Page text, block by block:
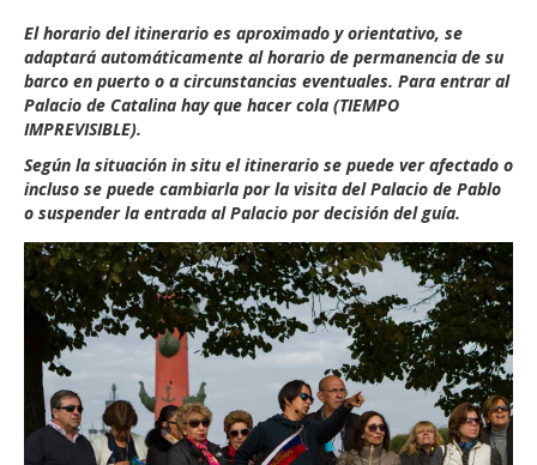
El horario del itinerario es aproximado y orientativo, se
adaptará automáticamente al horario de permanencia de su
barco en puerto o a circunstancias eventuales. Para entrar al
Palacio de Catalina hay que hacer cola (TIEMPO
IMPREVISIBLE).
Según la situación in situ el itinerario se puede ver afectado o
incluso se puede cambiarla por la visita del Palacio de Pablo
o suspender la entrada al Palacio por decisión del guía.